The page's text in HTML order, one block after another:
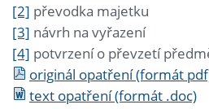
[2] převodka majetku
[3] návrh na vyřazení
[4] potvrzení o převzetí
originál opatření (formát
text opatření (formát .doc)